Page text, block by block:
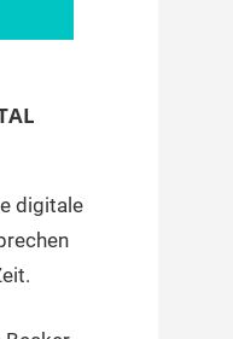
digitale